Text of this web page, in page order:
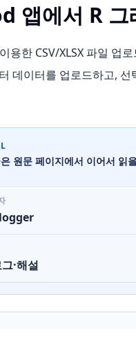
앱에서 R 그
용한 CSV/XLSX 파일 업
데이터를 업로드하고,
원문 페이지에서 이어서 읽
·해설